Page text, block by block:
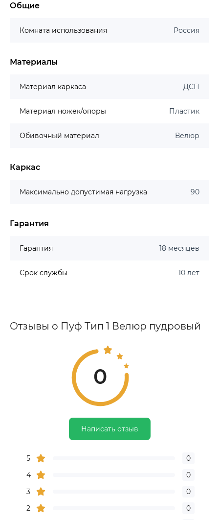
Общие
Комната использования Россия
Материалы
Материал каркаса ДСП
Материал ножек/опоры Пластик
Обивочный материал Велюр
Каркас
Максимально допустимая нагрузка 90
Гарантия
Гарантия 18 месяцев
Срок службы 10 лет
Отзывы о Пуф Тип 1 Велюр пудровый
0
Написать отзыв
5
0
4
0
3
0
2
0